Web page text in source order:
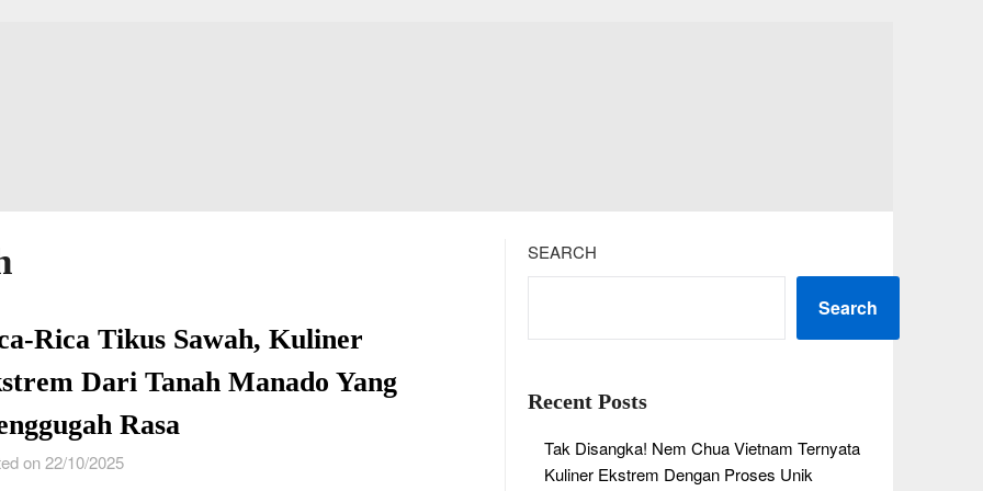
Rica Tikus Sawah, Kuliner
Dari Tanah Manado Yang
Rasa
on 22/10/2025
SEARCH
Search
Recent Posts
Tak Disangka! Nem Chua Vietnam Ternyata
Kuliner Ekstrem Dengan Proses Unik